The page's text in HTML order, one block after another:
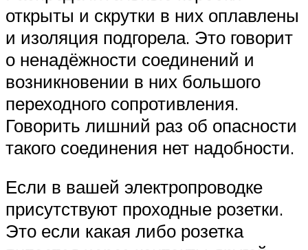
открыты и скрутки в них оплавлены
и изоляция подгорела. Это говорит
о ненадёжности соединений и
возникновении в них большого
переходного сопротивления.
Говорить лишний раз об опасности
такого соединения нет надобности.
Если в вашей электропроводке
присутствуют проходные розетки.
Это если какая либо розетка